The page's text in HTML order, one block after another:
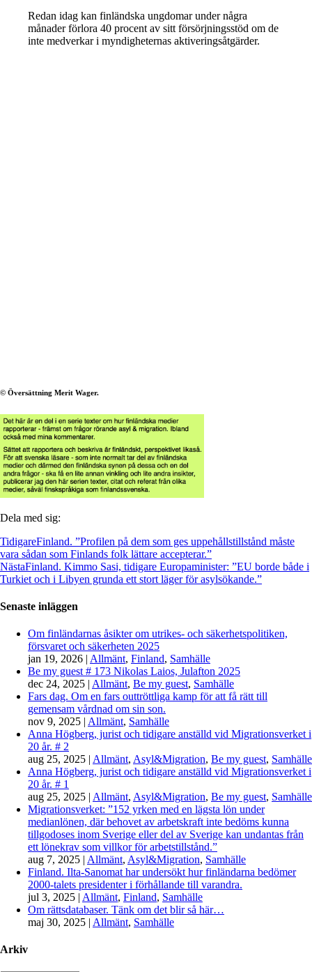
Redan idag kan finländska ungdomar under några
månader förlora 40 procent av sitt försörjningsstöd om de
inte medverkar i myndigheternas aktiveringsåtgärder.
© Översättning Merit Wager.
Dela med sig:
TidigareFinland. ”Profilen på dem som ges uppehållstillstånd måste
vara sådan som Finlands folk lättare accepterar.”
NästaFinland. Kimmo Sasi, tidigare Europaminister: ”EU borde både i
Turkiet och i Libyen grunda ett stort läger för asylsökande.”
Senaste inläggen
Om finländarnas åsikter om utrikes- och säkerhetspolitiken,
försvaret och säkerheten 2025
jan 19, 2026 | Allmänt, Finland, Samhälle
Be my guest # 173 Nikolas Laios, Julafton 2025
dec 24, 2025 | Allmänt, Be my guest, Samhälle
Fars dag. Om en fars outtröttliga kamp för att få rätt till
gemensam vårdnad om sin son.
nov 9, 2025 | Allmänt, Samhälle
Anna Högberg, jurist och tidigare anställd vid Migrationsverket i
20 år. # 2
aug 25, 2025 | Allmänt, Asyl&Migration, Be my guest, Samhälle
Anna Högberg, jurist och tidigare anställd vid Migrationsverket i
20 år. # 1
aug 25, 2025 | Allmänt, Asyl&Migration, Be my guest, Samhälle
Migrationsverket: ”152 yrken med en lägsta lön under
medianlönen, där behovet av arbetskraft inte bedöms kunna
tillgodoses inom Sverige eller del av Sverige kan undantas från
ett lönekrav som villkor för arbetstillstånd.”
aug 7, 2025 | Allmänt, Asyl&Migration, Samhälle
Finland. Ilta-Sanomat har undersökt hur finländarna bedömer
2000-talets presidenter i förhållande till varandra.
jul 3, 2025 | Allmänt, Finland, Samhälle
Om rättsdatabaser. Tänk om det blir så här…
maj 30, 2025 | Allmänt, Samhälle
Arkiv